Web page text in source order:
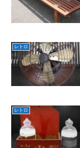
レトロ
レトロ